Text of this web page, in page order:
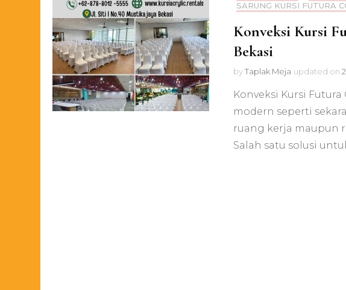
SARUNG KURSI FUTURA
Konveksi Kursi
Bekasi
byTaplak Meja updated on
Konveksi Kursi
modern seperti
ruang kerja maupun
Salah satu solusi